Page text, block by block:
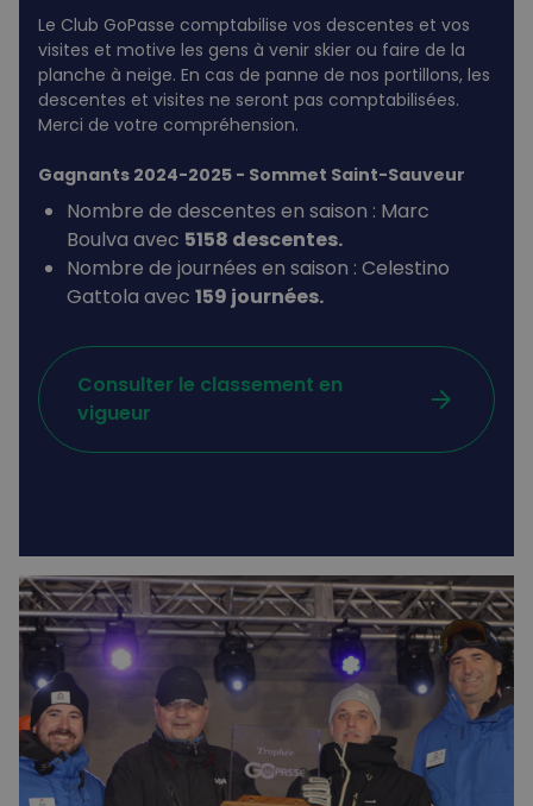
Le Club GoPasse comptabilise vos descentes et vos
visites et motive les gens à venir skier ou faire de la
planche à neige. En cas de panne de nos portillons, les
descentes et visites ne seront pas comptabilisées.
Merci de votre compréhension.
Gagnants 2024-2025 - Sommet Saint-Sauveur
Nombre de descentes en saison : Marc
Boulva avec 5158 descentes.
Nombre de journées en saison : Celestino
Gattola avec 159 journées.
Consulter le classement en
vigueur
arrow_forward